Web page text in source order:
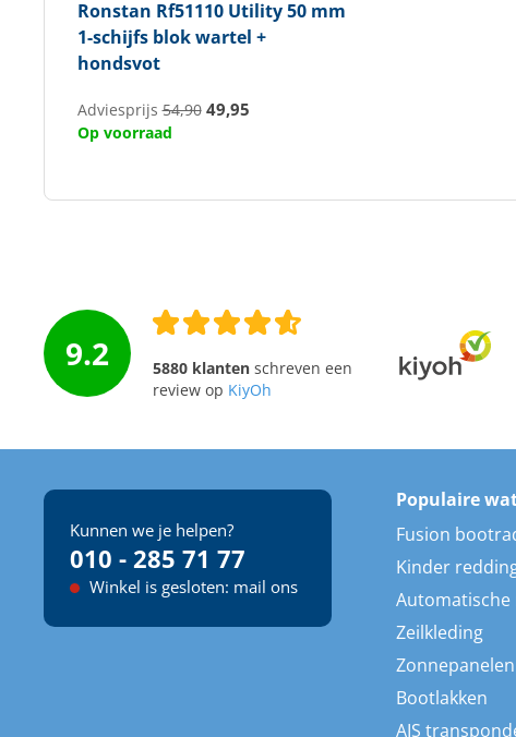
Ronstan Rf51110 Utility 50 mm
1-schijfs blok wartel +
hondsvot
Adviesprijs54,90 49,95
Op voorraad
9.2 5880 klantenschreven een
review op KiyOh
Kunnen we je helpen?
010 - 285 71 77
Winkel is gesloten: mail ons
Populaire
Fusion
Kinder
Zeilkleding
Zonnepanelen
Bootlakken
AIS